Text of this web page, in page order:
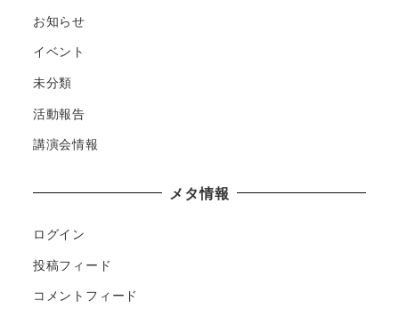
お知らせ
イベント
未分類
活動報告
講演会情報
メタ情報
ログイン
投稿フィード
コメントフィード